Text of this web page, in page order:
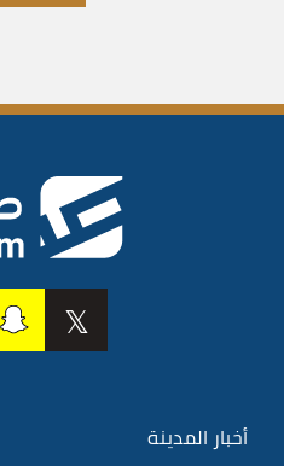
أخبار المدينة